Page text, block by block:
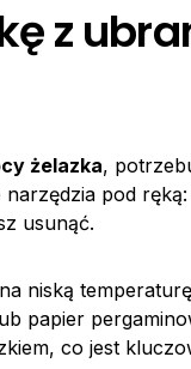
z
żelazka,
pod
usunąć.
na niską
papier
co jest